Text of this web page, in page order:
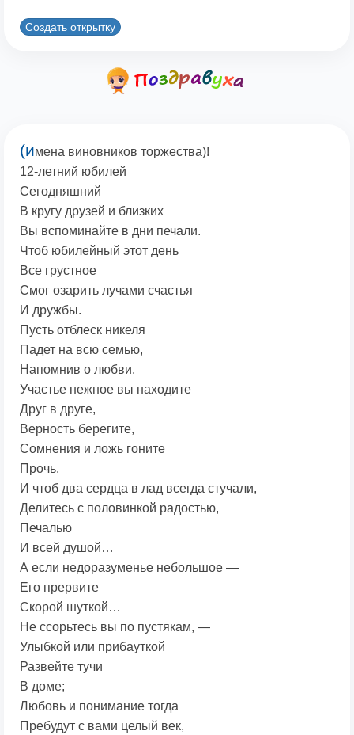
Создать открытку
(имена виновников торжества)!
12-летний юбилей
Сегодняшний
В кругу друзей и близких
Вы вспоминайте в дни печали.
Чтоб юбилейный этот день
Все грустное
Смог озарить лучами счастья
И дружбы.
Пусть отблеск никеля
Падет на всю семью,
Напомнив о любви.
Участье нежное вы находите
Друг в друге,
Верность берегите,
Сомнения и ложь гоните
Прочь.
И чтоб два сердца в лад всегда стучали,
Делитесь с половинкой радостью,
Печалью
И всей душой…
А если недоразуменье небольшое —
Его прервите
Скорой шуткой…
Не ссорьтесь вы по пустякам, —
Улыбкой или прибауткой
Развейте тучи
В доме;
Любовь и понимание тогда
Пребудут с вами целый век,